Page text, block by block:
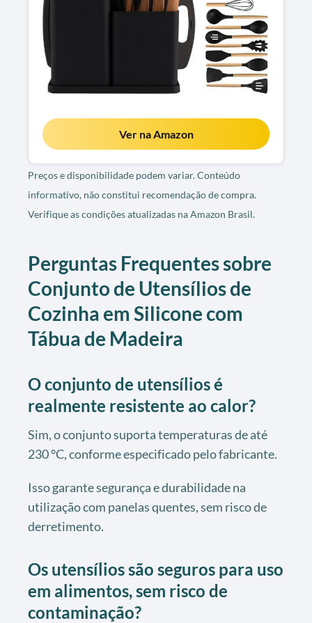
Ver na Amazon
Preços e disponibilidade podem variar. Conteúdo
informativo, não constitui recomendação de compra.
Verifique as condições atualizadas na Amazon Brasil.
Perguntas Frequentes sobre
Conjunto de Utensílios de
Cozinha em Silicone com
Tábua de Madeira
O conjunto de utensílios é
realmente resistente ao calor?
Sim, o conjunto suporta temperaturas de até
230 °C, conforme especificado pelo fabricante.
Isso garante segurança e durabilidade na
utilização com panelas quentes, sem risco de
derretimento.
Os utensílios são seguros para uso
em alimentos, sem risco de
contaminação?